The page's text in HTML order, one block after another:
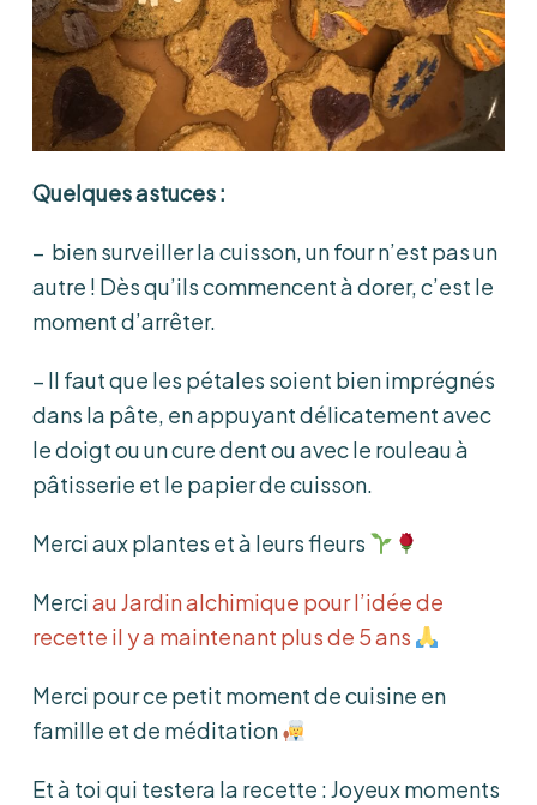
Quelques astuces :
– bien surveiller la cuisson, un four n’est pas un
autre ! Dès qu’ils commencent à dorer, c’est le
moment d’arrêter.
– Il faut que les pétales soient bien imprégnés
dans la pâte, en appuyant délicatement avec
le doigt ou un cure dent ou avec le rouleau à
pâtisserie et le papier de cuisson.
Merci aux plantes et à leurs fleurs
Merciau Jardin alchimique pour l’idée de
recette il y a maintenant plus de 5 ans
Merci pour ce petit moment de cuisine en
famille et de méditation
Et à toi qui testera la recette : Joyeux moments